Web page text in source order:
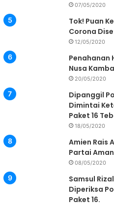
07/05/2020
Tok! Puan
Corona
12/05/2020
Penahanan
Nusa
20/05/2020
Dipanggil
Dimintai
Paket 16
18/05/2020
Amien Rais
Partai
08/05/2020
Samsul
Diperiksa
Paket 16.